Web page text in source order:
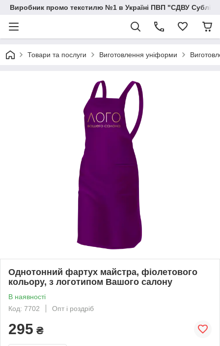
Виробник промо текстилю №1 в Україні ПВП "СДВУ
Товари та послуги Виготовлення уніформи
Однотонний фартух майстра, фіолетового
кольору, з логотипом Вашого салону
В наявності
Код: 7702
Опт і роздріб
295 ₴